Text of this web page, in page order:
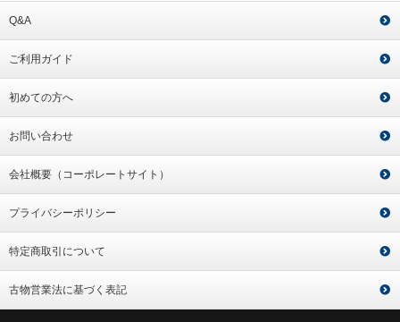
Q&A
ご利用ガイド
初めての方へ
お問い合わせ
会社概要（コーポレートサイト）
プライバシーポリシー
特定商取引について
古物営業法に基づく表記